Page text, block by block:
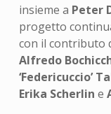
insieme a Peter
progetto
con il contributo
Alfredo
‘Federicuccio’
Erika Scherlin e